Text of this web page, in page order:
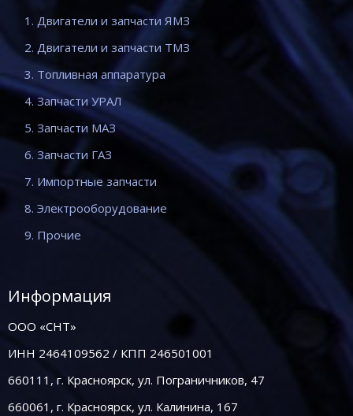
1. Двигатели и запчасти ЯМЗ
2. Двигатели и запчасти ТМЗ
3. Топливная аппаратура
4. Запчасти УРАЛ
5. Запчасти МАЗ
6. Запчасти ГАЗ
7. Импортные запчасти
8. Электрооборудование
9. Прочие
Информация
ООО «СНТ»
ИНН 2464109562 / КПП 246501001
660111, г. Красноярск, ул. Пограничников, 47
660061, г. Красноярск, ул. Калинина, 167